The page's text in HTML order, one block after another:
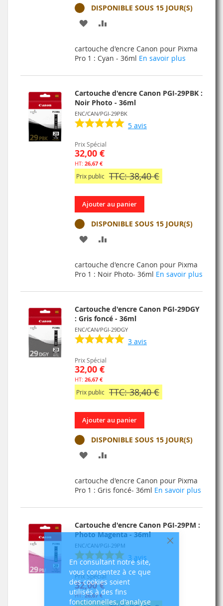
Fermer
En consultant notre site,
vous consentez à ce que
des cookies soient
utilisés à des fins
fonctionnelles, d'analyse
DISPONIBLE SOUS 15 JOUR(S)
AJOUTER
MA
LISTE
D’ENVIE
COMPARATEUR
cartouche d'encre Canon pour Pixma
Pro 1 : Cyan - 36ml En savoir plus
Cartouche d'encre Canon PGI-29PBK :
Noir Photo - 36ml
ENC/CAN/PGI-29PBK
5 avis
Prix Spécial
32,00 €
26,67 €
Prix public TTC: 38,40 €
Ajouter au panier
DISPONIBLE SOUS 15 JOUR(S)
AJOUTER
MA
LISTE
D’ENVIE
COMPARATEUR
cartouche d'encre Canon pour Pixma
Pro 1 : Noir Photo- 36ml En savoir plus
Cartouche d'encre Canon PGI-29DGY
: Gris foncé - 36ml
ENC/CAN/PGI-29DGY
3 avis
Prix Spécial
32,00 €
26,67 €
Prix public TTC: 38,40 €
Ajouter au panier
DISPONIBLE SOUS 15 JOUR(S)
AJOUTER
MA
LISTE
D’ENVIE
COMPARATEUR
cartouche d'encre Canon pour Pixma
Pro 1 : Gris foncé- 36ml En savoir plus
Cartouche d'encre Canon PGI-29PM :
Photo Magenta - 36ml
ENC/CAN/PGI-29PM
3 avis
Prix Spécial
32,00 €
26,67 €